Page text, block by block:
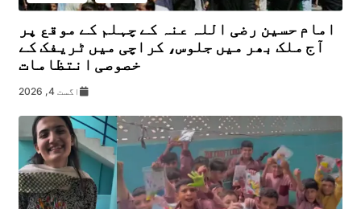
امام حسین رضی اللہ عنہ کے چہلم کے موقع پر
آج ملک بھر میں جلوس، کراچی میں ٹریفک کے
خصوصی انتظامات
اگست 4, 2026